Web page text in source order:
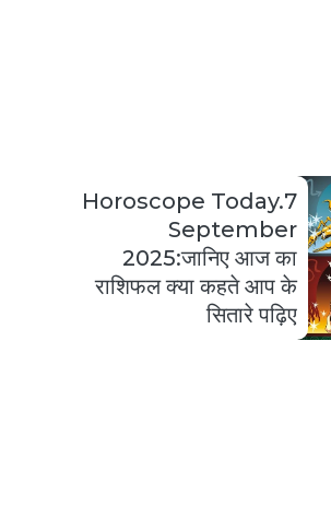
Horoscope Today.7
September
2025:जानिए आज का
राशिफल क्या कहते आप के
सितारे पढ़िए